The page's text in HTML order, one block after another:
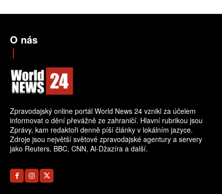
O nás
Zpravodajský online portál World News 24 vznikl za účelem
informovat o dění převážně ze zahraničí. Hlavní rubrikou jsou
Zprávy, kam redaktoři denně píší články v lokálním jazyce.
Zdroje jsou největší světové zpravodajské agentury a servery
jako Reuters, BBC, CNN, Al-Džazíra a další.